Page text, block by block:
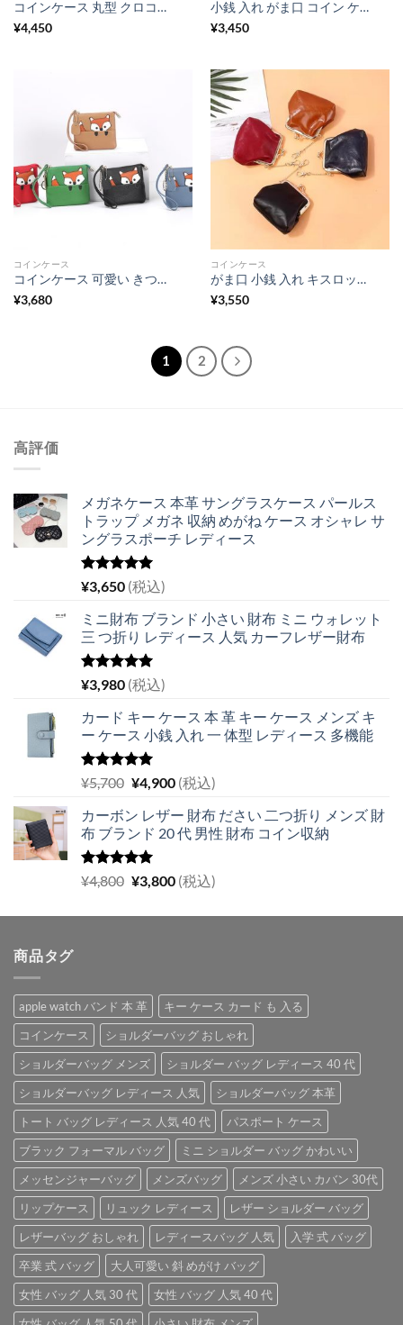
コインケース 丸型 クロコダイル 小銭入れ レディース ミニ コイン ケース イヤホンケース キーホルダー おしゃれ
¥4,450
小銭 入れ がま口 コイン ケース レディース 小さい オイルワックスレザー キーリング 付き コイン ケース 可愛い
¥3,450
コインケース
コインケース 可愛い きつね 小銭 入れ カード も 入る メンズ レディース コンパクト 財布 薄型
¥3,680
コインケース
がま口 小銭 入れ キスロック コインケース レディース 可愛い ワックス牛革
¥3,550
1 2
高評価
メガネケース 本革 サングラスケース パールス
トラップ メガネ 収納 めがね ケース オシャレ サ
ングラスポーチ レディース
5段階中
5.00
の評価
¥3,650 (税込)
ミニ財布 ブランド 小さい 財布 ミニ ウォレット
三 つ折り レディース 人気 カーフレザー財布
5段階中
5.00
の評価
¥3,980 (税込)
カード キー ケース 本 革 キー ケース メンズ キ
ー ケース 小銭 入れ 一 体型 レディース 多機能
5段階中
5.00
の評価
¥5,700 元
価
格
は
¥5,700
し
¥4,900現
の
価
は
で
(税込)
カーボン レザー 財布 ださい 二つ折り メンズ 財
布 ブランド 20 代 男性 財布 コイン収納
5段階中
5.00
の評価
¥4,800 元
価
で
し
た。
¥3,800現
の
¥3,800
で
す。
(税込)
商品タグ
apple watch バンド 本 革
キー ケース カード も 入る
コインケース
ショルダーバッグ おしゃれ
ショルダーバッグ メンズ
ショルダー バッグ レディース 40 代
ショルダーバッグ レディース 人気
ショルダーバッグ 本革
トート バッグ レディース 人気 40 代
パスポート ケース
ブラック フォーマル バッグ
ミニ ショルダー バッグ かわいい
メッセンジャーバッグ
メンズバッグ
メンズ 小さい カバン 30代
リップケース
リュック レディース
レザー ショルダー バッグ
レザーバッグ おしゃれ
レディースバッグ 人気
入学 式 バッグ
卒業 式 バッグ
大人可愛い 斜 めがけ バッグ
女性 バッグ 人気 30 代
女性 バッグ 人気 40 代